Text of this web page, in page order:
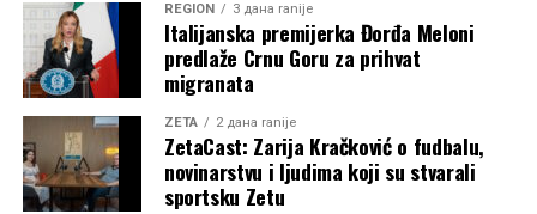
REGION 3 дана ranije
Italijanska premijerka Đorđa Meloni
predlaže Crnu Goru za prihvat
migranata
ZETA 2 дана ranije
ZetaCast: Zarija Kračković o fudbalu,
novinarstvu i ljudima koji su stvarali
sportsku Zetu